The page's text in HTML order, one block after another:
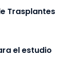
Trasplantes
el estudio